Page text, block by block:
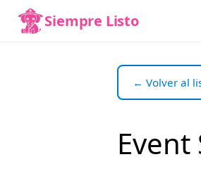
Siempre Listo
← Volver al